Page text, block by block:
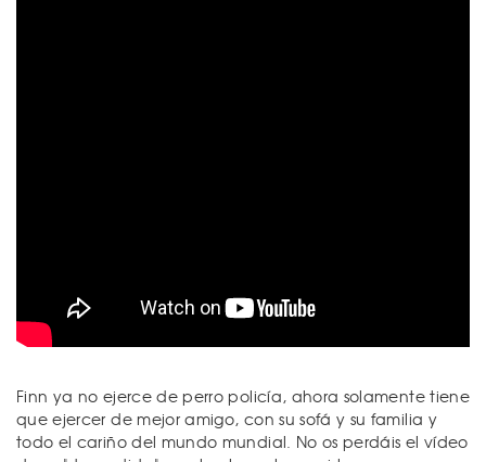
Finn ya no ejerce de perro policía, ahora solamente tiene
que ejercer de mejor amigo, con su sofá y su familia y
todo el cariño del mundo mundial. No os perdáis el vídeo